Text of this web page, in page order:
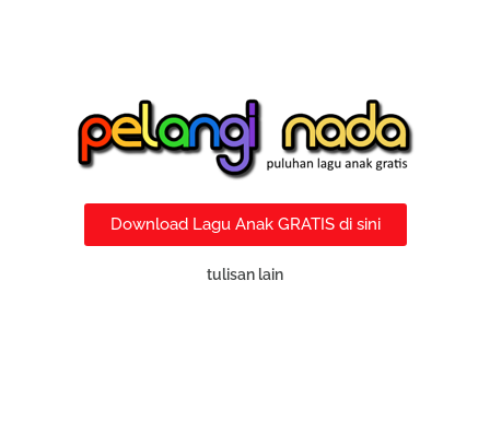
Download Lagu Anak GRATIS di sini
tulisan lain